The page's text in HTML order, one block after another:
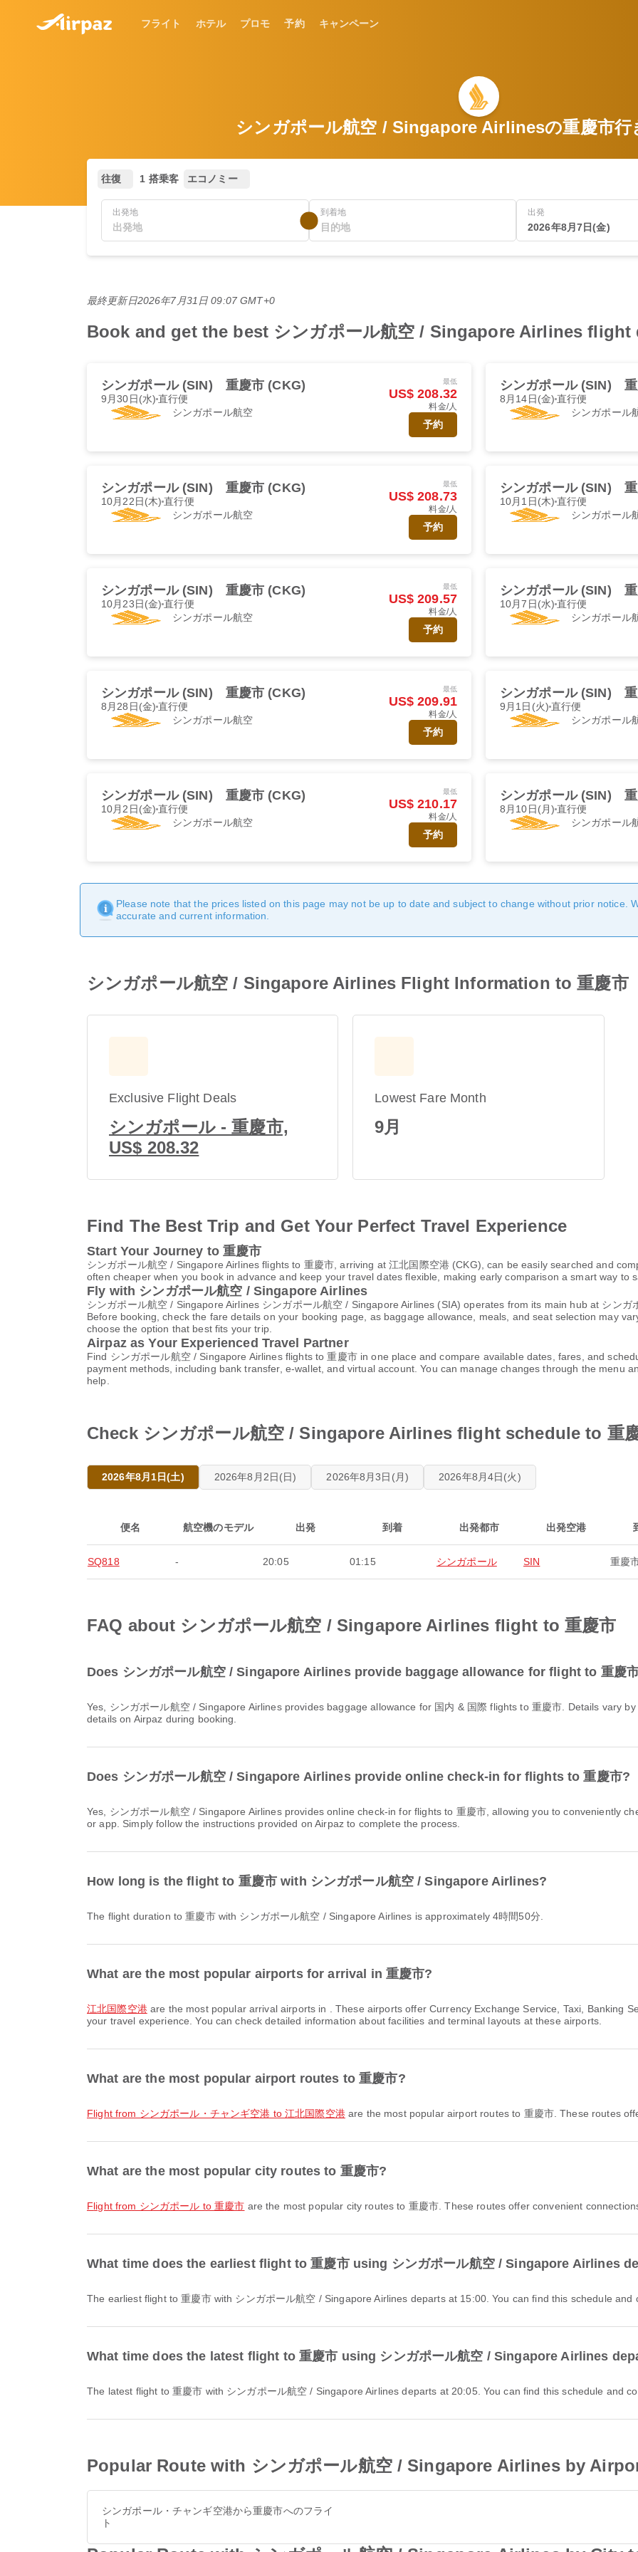
フライト ホテル プロモ 予約 キャンペーン
シンガポール航空 / Singapore Airlinesの重慶市行
往復 1 搭乗客 エコノミー
出発地 到着地 出発
2026年8月7日(金)
最終更新日2026年7月31日 09:07 GMT+0
Book and get the best シンガポール航空 / Singapore Airlines flight
シンガポール (SIN) 重慶市 (CKG)
9月30日(水)直行便
シンガポール航空
最低
US$ 208.32
料金/人
予約
シンガポール (SIN)
8月14日(金)直行便
シンガポール
シンガポール (SIN) 重慶市 (CKG)
10月22日(木)直行便
シンガポール航空
最低
US$ 208.73
料金/人
予約
シンガポール (SIN)
10月1日(木)直行便
シンガポール
シンガポール (SIN) 重慶市 (CKG)
10月23日(金)直行便
シンガポール航空
最低
US$ 209.57
料金/人
予約
シンガポール (SIN)
10月7日(水)直行便
シンガポール
シンガポール (SIN) 重慶市 (CKG)
8月28日(金)直行便
シンガポール航空
最低
US$ 209.91
料金/人
予約
シンガポール (SIN)
9月1日(火) 直行便
シンガポール
シンガポール (SIN) 重慶市 (CKG)
10月2日(金)直行便
シンガポール航空
最低
US$ 210.17
料金/人
予約
シンガポール (SIN)
8月10日(月)直行便
シンガポール
Please note that the prices listed on this page may not be up to date and subject to change without prior notice.
accurate and current information.
シンガポール航空 / Singapore Airlines Flight Information to 重慶市
Exclusive Flight Deals
シンガポール - 重慶市,
US$ 208.32
Lowest Fare Month
9月
Find The Best Trip and Get Your Perfect Travel Experience
Start Your Journey to 重慶市
シンガポール航空 / Singapore Airlines flights to 重慶市, arriving at 江北国際空港 (CKG), can be easily searched and
often cheaper when you book in advance and keep your travel dates flexible, making early comparison a smart way to
Fly with シンガポール航空 / Singapore Airlines
シンガポール航空 / Singapore Airlines シンガポール航空 / Singapore Airlines (SIA) operates from its main hub at シン
Before booking, check the fare details on your booking page, as baggage allowance, meals, and seat selection may
choose the option that best fits your trip.
Airpaz as Your Experienced Travel Partner
Find シンガポール航空 / Singapore Airlines flights to 重慶市 in one place and compare available dates, fares, and
payment methods, including bank transfer, e-wallet, and virtual account. You can manage changes through the menu
help.
Check シンガポール航空 / Singapore Airlines flight schedule to 重
2026年8月1日(土) 2026年8月2日(日) 2026年8月3日(月) 2026年8月4日(火)
便名 航空機のモデル 出発 到着 出発都市 出発空港
SQ818 - 20:05 01:15 シンガポール SIN 重慶
FAQ about シンガポール航空 / Singapore Airlines flight to 重慶市
Does シンガポール航空 / Singapore Airlines provide baggage allowance for flight to 重慶
Yes, シンガポール航空 / Singapore Airlines provides baggage allowance for 国内 & 国際 flights to 重慶市. Details vary by ticket type and destination. You can view baggage
details on Airpaz during booking.
Does シンガポール航空 / Singapore Airlines provide online check-in for flights to 重慶市?
Yes, シンガポール航空 / Singapore Airlines provides online check-in for flights to 重慶市, allowing you to conveniently check-in for your flight through the airline's website
or app. Simply follow the instructions provided on Airpaz to complete the process.
How long is the flight to 重慶市 with シンガポール航空 / Singapore Airlines?
The flight duration to 重慶市 with シンガポール航空 / Singapore Airlines is approximately 4時間50分.
What are the most popular airports for arrival in 重慶市?
江北国際空港are the most popular arrival airports in . These airports offer Currency Exchange Service, Taxi, Banking
your travel experience. You can check detailed information about facilities and terminal layouts at these airports.
What are the most popular airport routes to 重慶市?
flight from シンガポール・チャンギ空港 to 江北国際空港are the most popular airport routes to 重慶市. These routes
What are the most popular city routes to 重慶市?
flight from シンガポール to 重慶市 are the most popular city routes to 重慶市. These routes offer convenient
What time does the earliest flight to 重慶市 using シンガポール航空 / Singapore Airlines
The earliest flight to 重慶市 with シンガポール航空 / Singapore Airlines departs at 15:00. You can find this schedule
What time does the latest flight to 重慶市 using シンガポール航空 / Singapore Airlines
The latest flight to 重慶市 with シンガポール航空 / Singapore Airlines departs at 20:05. You can find this schedule and
Popular Route with シンガポール航空 / Singapore Airlines by
シンガポール・チャンギ空港から重慶市へのフライ
ト